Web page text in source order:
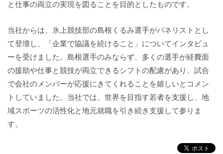
と仕事の両立の実現を図ることを目的としたものです。
当社からは、氷上競技部の島根くるみ選手がパネリストとし
て登壇し、「企業で協議を続けること」についてインタビュ
ーを受けました。島根選手のみならず、多くの選手が経費面
の援助や仕事と競技が両立できるシフトの配慮があり、試合
で会社のメンバーが応援にきてくれることを嬉しいとコメン
トしていました。当社では、世界を目指す若者を支援し、地
域スポーツの活性化と地元就職を引き続き支援して参りま
す。